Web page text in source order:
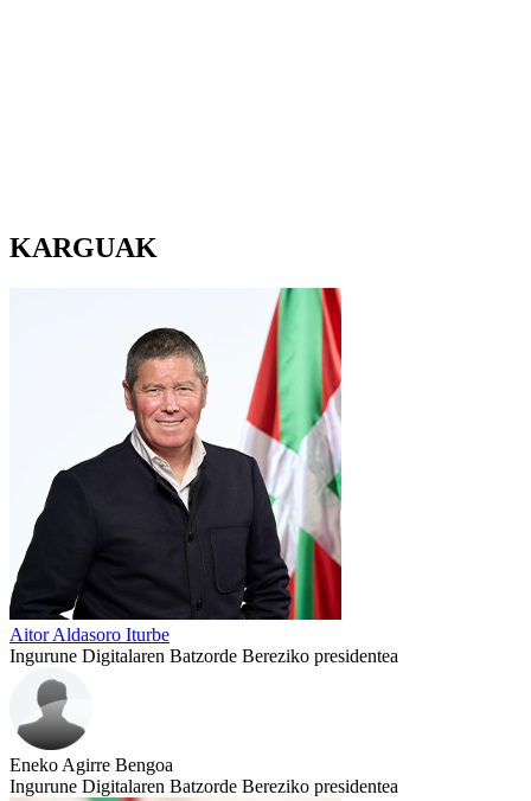
KARGUAK
Aitor Aldasoro Iturbe
Ingurune Digitalaren Batzorde Bereziko presidentea
Eneko Agirre Bengoa
Ingurune Digitalaren Batzorde Bereziko presidentea